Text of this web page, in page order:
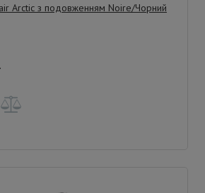
Arctic з подовженням Noire/Чорний